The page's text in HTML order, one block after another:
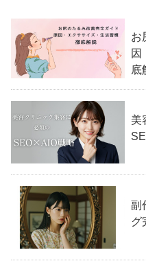
お
因
底
美
副
グ